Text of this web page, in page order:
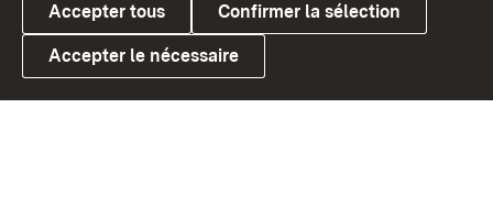
Link zum Landesportal
Accepter tous Confirmer la sélection
Accepter le nécessaire